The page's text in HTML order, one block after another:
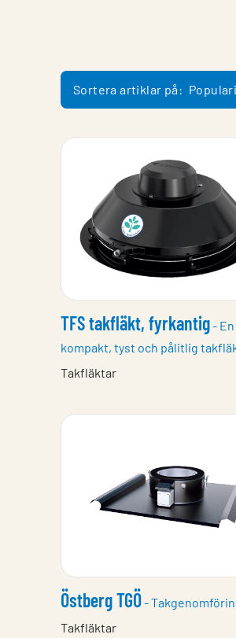
Sortera artiklar på:
TFS takfläkt, fyrkantig- En
kompakt, tyst och pålitlig
Takfläktar
Östberg TGÖ-
Takfläktar